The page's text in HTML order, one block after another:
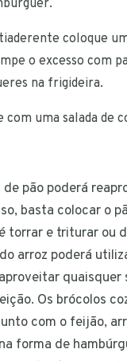
coloque
o excesso com
na frigideira.
com uma salada de
de pão poderá
basta colocar o
torrar e triturar ou
arroz poderá
quaisquer
Os brócolos
com o feijão,
forma de